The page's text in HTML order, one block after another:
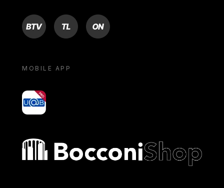
BTV TL ON
MOBILE APP
yoU@B
Bocconi shop